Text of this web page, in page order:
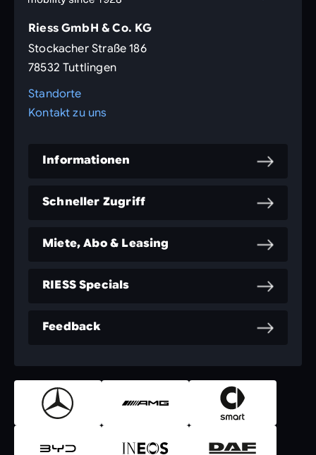
Riess GmbH & Co. KG
Stockacher Straße 186
78532 Tuttlingen
Standorte
Kontakt zu uns
Informationen
Schneller Zugriff
Miete, Abo & Leasing
RIESS Specials
Feedback